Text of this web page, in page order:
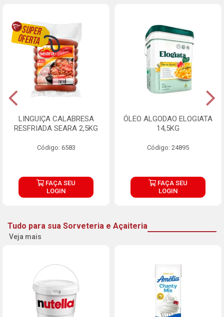
LINGUIÇA CALABRESA
RESFRIADA SEARA 2,5KG
Código: 6583
FAÇA SEU
LOGIN
ÓLEO ALGODAO ELOGIATA
14,5KG
Código: 24895
FAÇA SEU
LOGIN
Tudo para sua Sorveteria e Açaiteria
Veja mais